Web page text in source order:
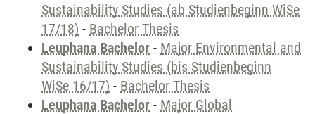
Sustainability Studies (ab Studienbeginn WiSe
17/18) - Bachelor Thesis
Leuphana Bachelor - Major Environmental and
Sustainability Studies (bis Studienbeginn
WiSe 16/17) - Bachelor Thesis
Leuphana Bachelor - Major Global